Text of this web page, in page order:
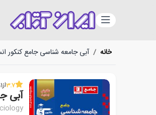
دسته‌بندی
خانه / آبی جامعه شناسی جامع کنکور
3.7از1
آبی